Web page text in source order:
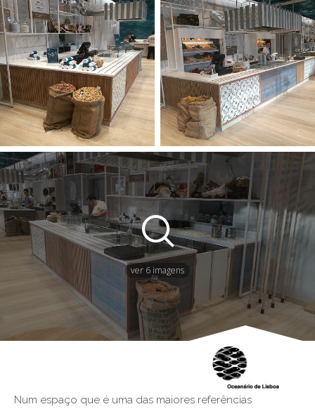
ver 6 imagens
Num espaço que é uma das maiores referências